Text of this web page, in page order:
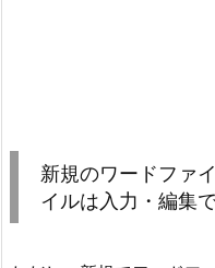
新規のワードファ
イルは入力・編集